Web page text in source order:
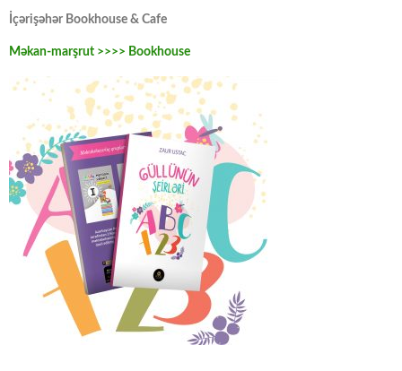
İçərişəhər Bookhouse & Cafe
Məkan-marşrut >>>> Bookhouse